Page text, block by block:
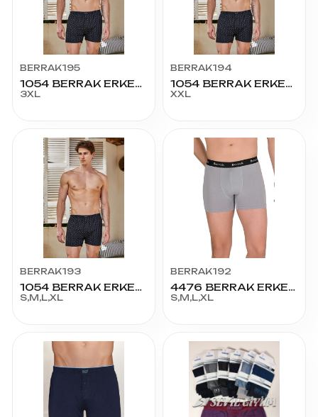
BERRAK195
1054 BERRAK ERKEK BOXER 3XL
3XL
BERRAK194
1054 BERRAK ERKEK BOXER XXL
XXL
BERRAK193
1054 BERRAK ERKEK EMPİRME BOXER
S,M,L,XL
BERRAK192
4476 BERRAK ERKEK MODAL BOXER
S,M,L,XL